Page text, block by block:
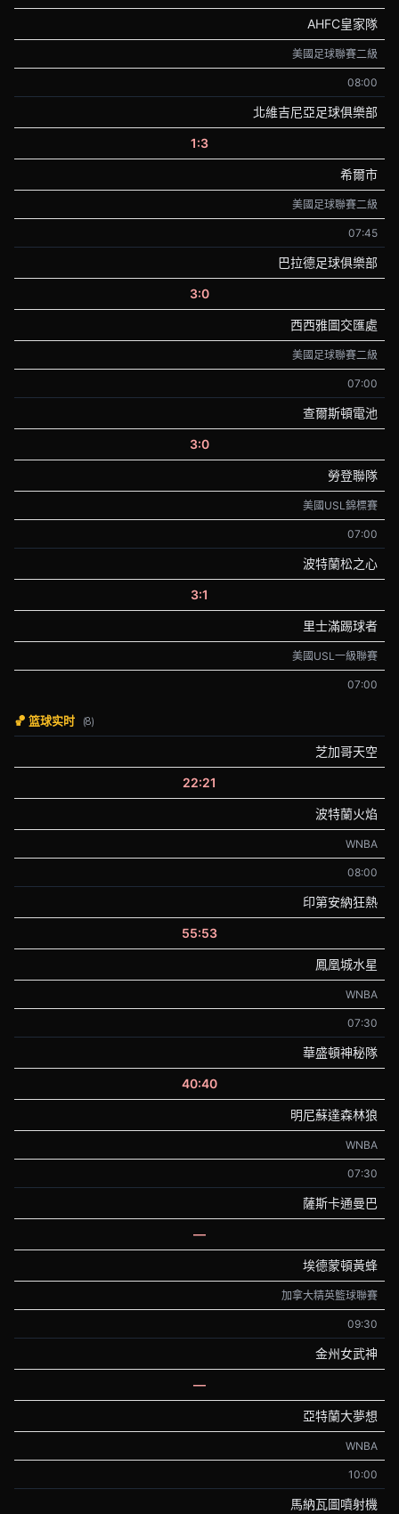
AHFC皇家隊
美國足球聯賽二級
08:00
北維吉尼亞足球俱樂部
1:3
希爾市
美國足球聯賽二級
07:45
巴拉德足球俱樂部
3:0
西西雅圖交匯處
美國足球聯賽二級
07:00
查爾斯頓電池
3:0
勞登聯隊
美國USL錦標賽
07:00
波特蘭松之心
3:1
里士滿踢球者
美國USL一級聯賽
07:00
🏀 篮球实时 (8)
芝加哥天空
22:21
波特蘭火焰
WNBA
08:00
印第安納狂熱
55:53
鳳凰城水星
WNBA
07:30
華盛頓神秘隊
40:40
明尼蘇達森林狼
WNBA
07:30
薩斯卡通曼巴
—
埃德蒙頓黃蜂
加拿大精英籃球聯賽
09:30
金州女武神
—
亞特蘭大夢想
WNBA
10:00
馬納瓦圖噴射機